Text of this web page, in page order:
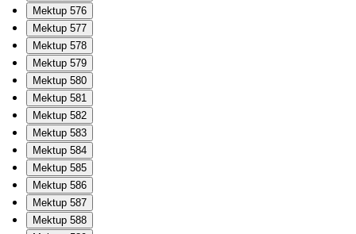
Mektup 576
Mektup 577
Mektup 578
Mektup 579
Mektup 580
Mektup 581
Mektup 582
Mektup 583
Mektup 584
Mektup 585
Mektup 586
Mektup 587
Mektup 588